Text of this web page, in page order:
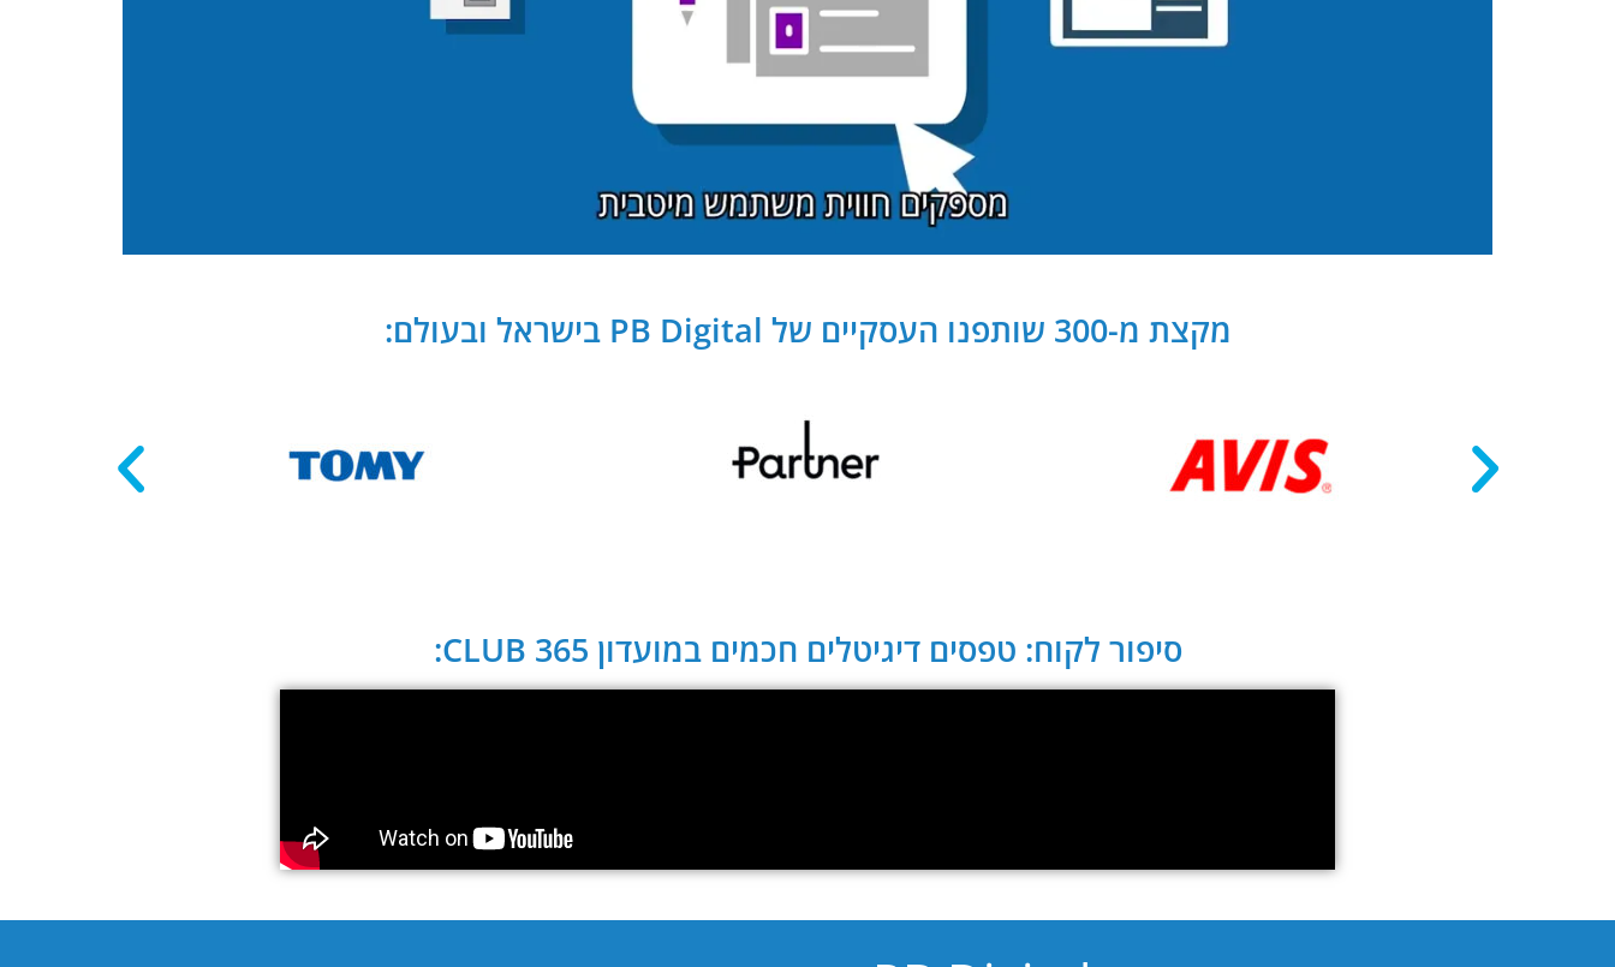
מקצת מ-300 שותפנו העסקיים של PB Digital בישראל ובעולם:
סיפור לקוח: טפסים דיגיטלים חכמים במועדון CLUB 365: